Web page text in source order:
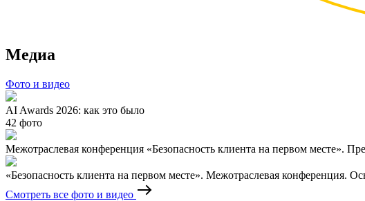
Медиа
Фото и видео
AI Awards 2026: как это было
42 фото
Межотраслевая конференция «Безопасность клиента на первом месте».
«Безопасность клиента на первом месте». Межотраслевая конференция.
Смотреть все фото и видео